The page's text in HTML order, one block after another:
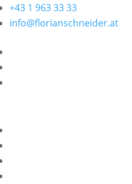
+43 1 963 33 33
info@florianschneider.at